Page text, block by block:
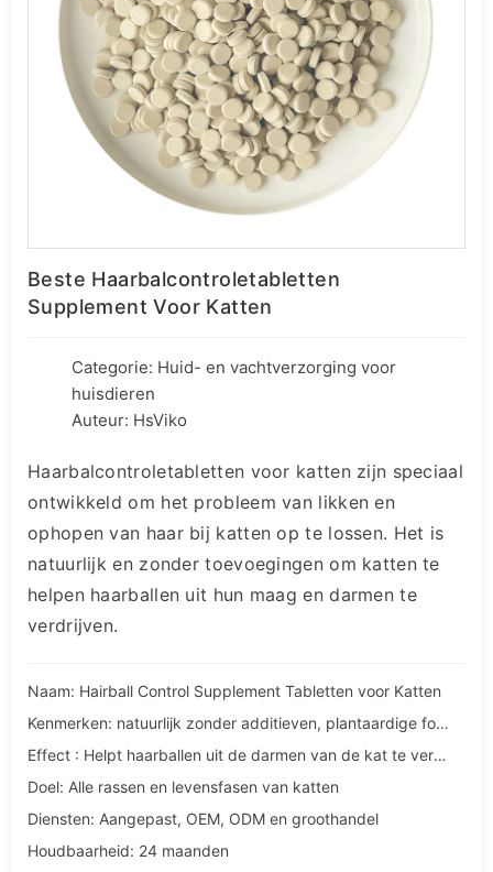
Beste Haarbalcontroletabletten
Supplement Voor Katten
Categorie: Huid- en vachtverzorging voor
huisdieren
Auteur: HsViko
Haarbalcontroletabletten voor katten zijn speciaal
ontwikkeld om het probleem van likken en
ophopen van haar bij katten op te lossen. Het is
natuurlijk en zonder toevoegingen om katten te
helpen haarballen uit hun maag en darmen te
verdrijven.
Naam: Hairball Control Supplement Tabletten voor Katten
Kenmerken: natuurlijk zonder additieven, plantaardige formule, goede smakelijkheid
Effect : Helpt haarballen uit de darmen van de kat te verdrijven
Doel: Alle rassen en levensfasen van katten
Diensten: Aangepast, OEM, ODM en groothandel
Houdbaarheid: 24 maanden